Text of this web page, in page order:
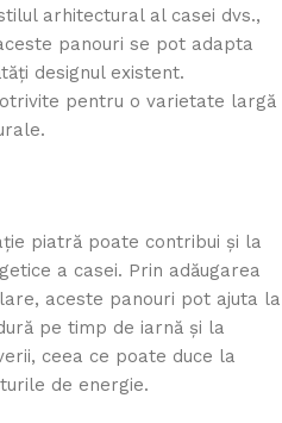
arhitectural al casei dvs.,
panouri se pot adapta
designul existent.
pentru o varietate largă
piatră poate contribui și la
a casei. Prin adăugarea
aceste panouri pot ajuta la
pe timp de iarnă și la
ceea ce poate duce la
de energie.